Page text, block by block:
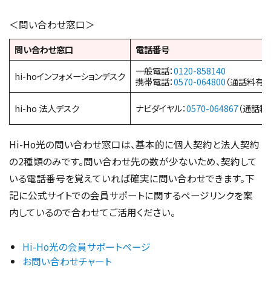
＜問い合わせ窓口＞
問い合わせ窓口 電話番号
hi-hoインフォメーションデスク 一般電話：0120-858140
携帯電話：0570-064800（通話料有
hi-ho 法人デスク ナビダイヤル：0570-064867（通話料
Hi-Ho光の問い合わせ窓口は、基本的に個人契約と法人契約
の2種類のみです。問い合わせ先の数が少ないため、契約して
いる電話番号を覚えていれば確実に問い合わせできます。下
記に公式サイトでの会員サポートに関するページリンクを案
内しているので合わせてご活用ください。
Hi-Ho光の会員サポートページ
お問い合わせチャート